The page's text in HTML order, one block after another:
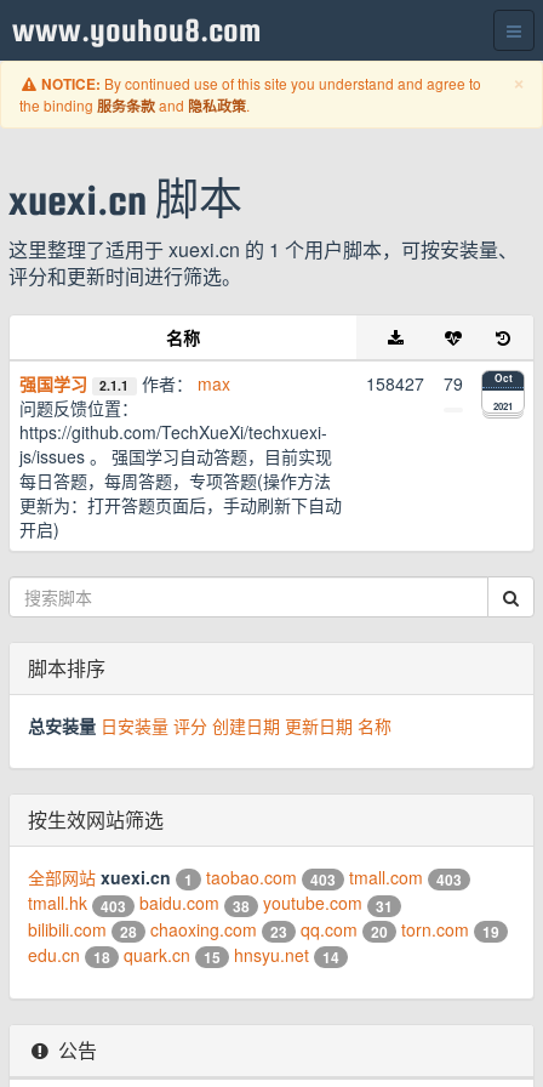
www.youhou8.com
×
NOTICE: By continued use of this site you understand and agree to
the binding 服务条款and 隐私政策.
xuexi.cn 脚本
这里整理了适用于 xuexi.cn 的 1 个用户脚本，可按安装量、
评分和更新时间进行筛选。
名称
强国学习
2.1.1 作者： max
问题反馈位置：
https://github.com/TechXueXi/techxuexi-
js/issues 。 强国学习自动答题，目前实现
每日答题，每周答题，专项答题(操作方法
更新为：打开答题页面后，手动刷新下自动
开启)
158427 79 Oct
2021
脚本排序
总安装量 日安装量 评分 创建日期 更新日期 名称
按生效网站筛选
全部网站 xuexi.cn 1 taobao.com 403 tmall.com 403
tmall.hk 403 baidu.com 38 youtube.com 31
bilibili.com 28 chaoxing.com 23 qq.com 20 torn.com 19
edu.cn 18 quark.cn 15 hnsyu.net 14
公告